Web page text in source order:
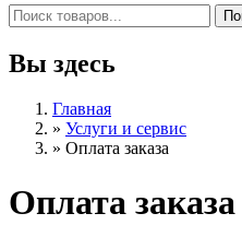
Вы здесь
Главная
» Услуги и сервис
» Оплата заказа
Оплата заказа